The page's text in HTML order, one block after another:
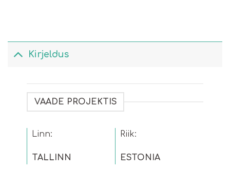
Kirjeldus
VAADE PROJEKTIS
Linn:
TALLINN
Riik:
ESTONIA